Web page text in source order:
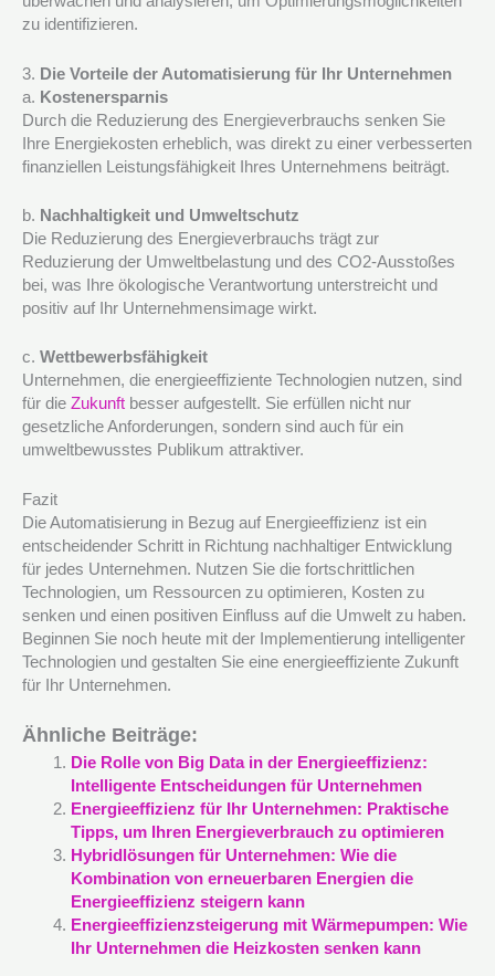
zu identifizieren.
3. Die Vorteile der Automatisierung für Ihr Unternehmen
a. Kostenersparnis
Durch die Reduzierung des Energieverbrauchs senken Sie
Ihre Energiekosten erheblich, was direkt zu einer verbesserten
finanziellen Leistungsfähigkeit Ihres Unternehmens beiträgt.
b. Nachhaltigkeit und Umweltschutz
Die Reduzierung des Energieverbrauchs trägt zur
Reduzierung der Umweltbelastung und des CO2-Ausstoßes
bei, was Ihre ökologische Verantwortung unterstreicht und
positiv auf Ihr Unternehmensimage wirkt.
c. Wettbewerbsfähigkeit
Unternehmen, die energieeffiziente Technologien nutzen, sind
für die Zukunft besser aufgestellt. Sie erfüllen nicht nur
gesetzliche Anforderungen, sondern sind auch für ein
umweltbewusstes Publikum attraktiver.
Fazit
Die Automatisierung in Bezug auf Energieeffizienz ist ein
entscheidender Schritt in Richtung nachhaltiger Entwicklung
für jedes Unternehmen. Nutzen Sie die fortschrittlichen
Technologien, um Ressourcen zu optimieren, Kosten zu
senken und einen positiven Einfluss auf die Umwelt zu haben.
Beginnen Sie noch heute mit der Implementierung intelligenter
Technologien und gestalten Sie eine energieeffiziente Zukunft
für Ihr Unternehmen.
Ähnliche Beiträge:
Die Rolle von Big Data in der Energieeffizienz:
Intelligente Entscheidungen für Unternehmen
Energieeffizienz für Ihr Unternehmen: Praktische
Tipps, um Ihren Energieverbrauch zu optimieren
Hybridlösungen für Unternehmen: Wie die
Kombination von erneuerbaren Energien die
Energieeffizienz steigern kann
Energieeffizienzsteigerung mit Wärmepumpen: Wie
Ihr Unternehmen die Heizkosten senken kann